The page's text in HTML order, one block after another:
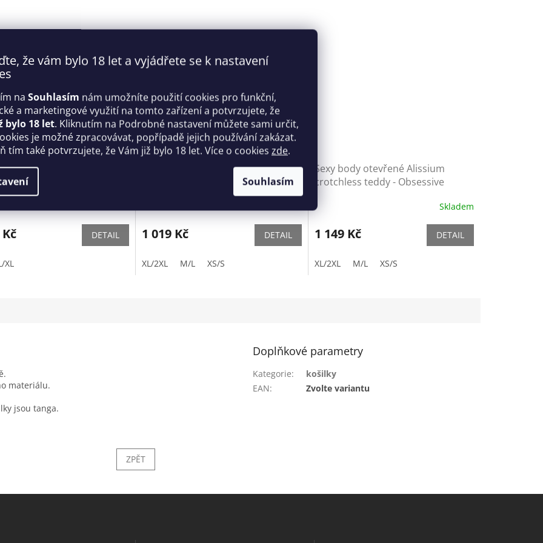
že vám bylo 18 let a vyjádřete se k nastavení
na Souhlasím nám umožníte použití cookies pro funkční,
a marketingové využití na tomto zařízení a potvrzujete, že
bylo 18 let. Kliknutím na Podrobné nastavení můžete sami určit,
je možné zpracovávat, popřípadě jejich používání zakázat.
tím také potvrzujete, že Vám již bylo 18 let. Více o cookies zde.
Souhlasím
BAB white babydoll -
DETAIL
XL
Romantický set otevřený Heavenlly
cupless set - Obsessive
1 019 Kč DETAIL
XL/2XL M/L XS/S
Sexy body otevřené Alissium
crotchless teddy - Obsessive
Skladem
1 149 Kč DETAIL
XL/2XL M/L XS/S
materiálu.
jsou tanga.
Doplňkové parametry
Kategorie:
košilky
EAN: Zvolte variantu
ZPĚT